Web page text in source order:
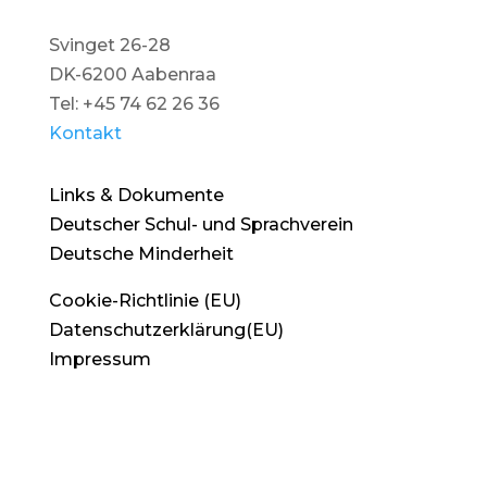
Svinget 26-28
DK-6200 Aabenraa
Tel: +45 74 62 26 36
Kontakt
Links & Dokumente
Deutscher Schul- und Sprachverein
Deutsche Minderheit
Cookie-Richtlinie (EU)
Datenschutzerklärung(EU)
Impressum